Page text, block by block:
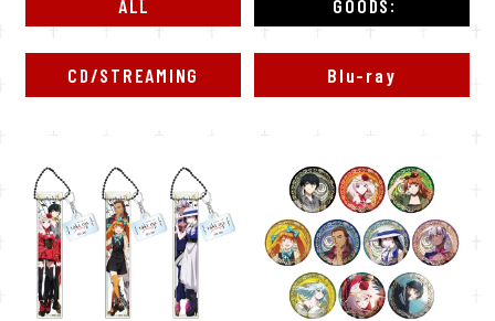
ALL GOODS
CD/STREAMING Blu-ray